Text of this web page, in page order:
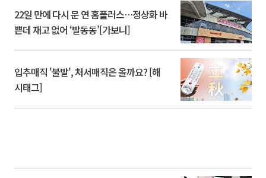
22일 만에 다시 문 연 홈플러스…정상화 바
쁜데 재고 없어 ‘발동동’[가보니]
입추매직 '불발', 처서매직은 올까요? [해
시태그]